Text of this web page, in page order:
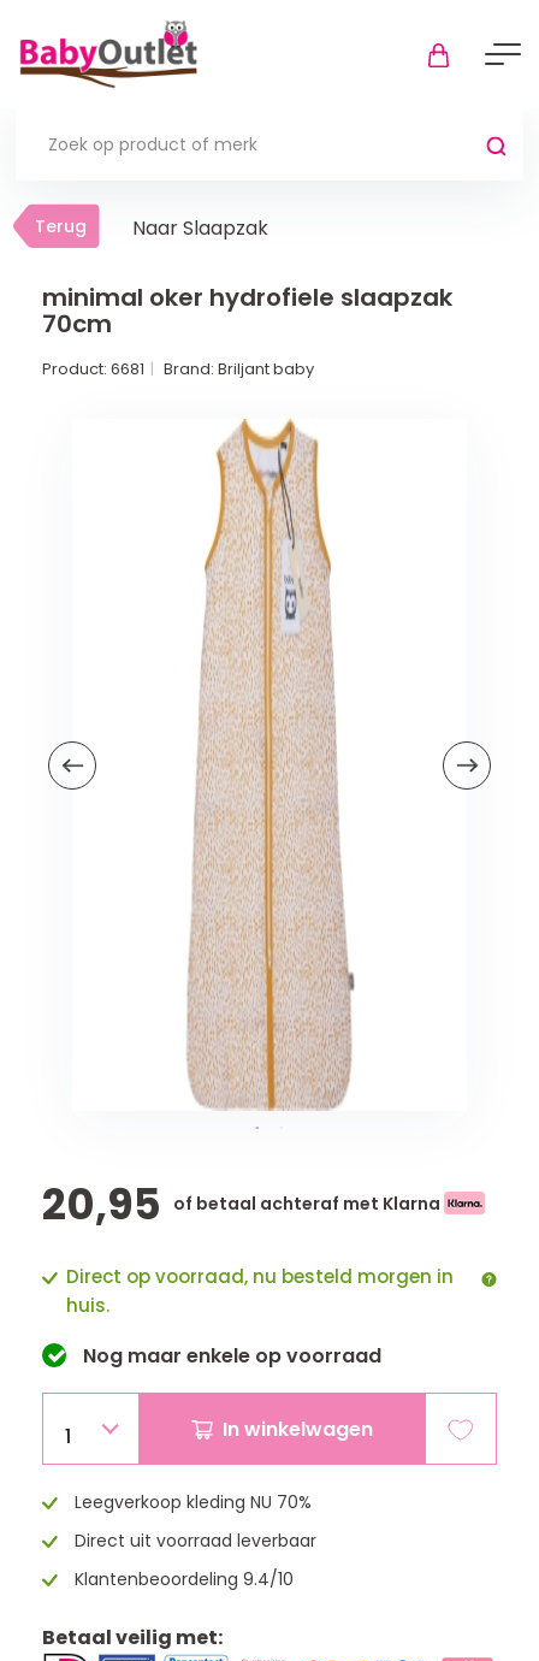
Terug
Thuis
Boxmatrassen en hoeslakens
Veiligheid in en om huis
Veiligheid buiten de deur
Kinderstoelen
Schommelstoelen en wipstoeltjes
Terug Naar Slaapzak
minimal oker hydrofiele slaapzak
70cm
Product: 6681 Brand: Briljant baby
20,95 of betaal achteraf met Klarna
Direct op voorraad, nu besteld morgen in
huis.
Nog maar enkele op voorraad
1 In winkelwagen
Leegverkoop kleding NU 70%
Direct uit voorraad leverbaar
Klantenbeoordeling 9.4/10
Betaal veilig met: